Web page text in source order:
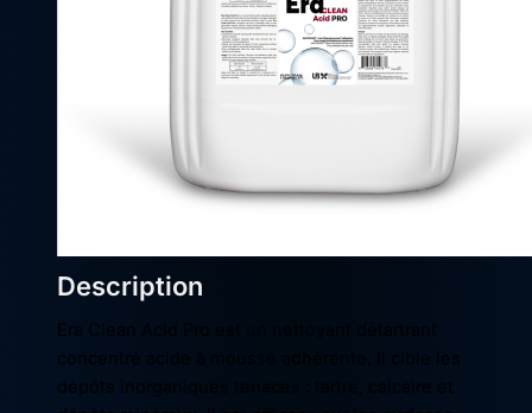
Description
Éra Clean Acid Pro est un nettoyant détartrant
concentré acide à mousse adhérente. Il cible les
dépôts inorganiques tenaces : tartre, calcaire et